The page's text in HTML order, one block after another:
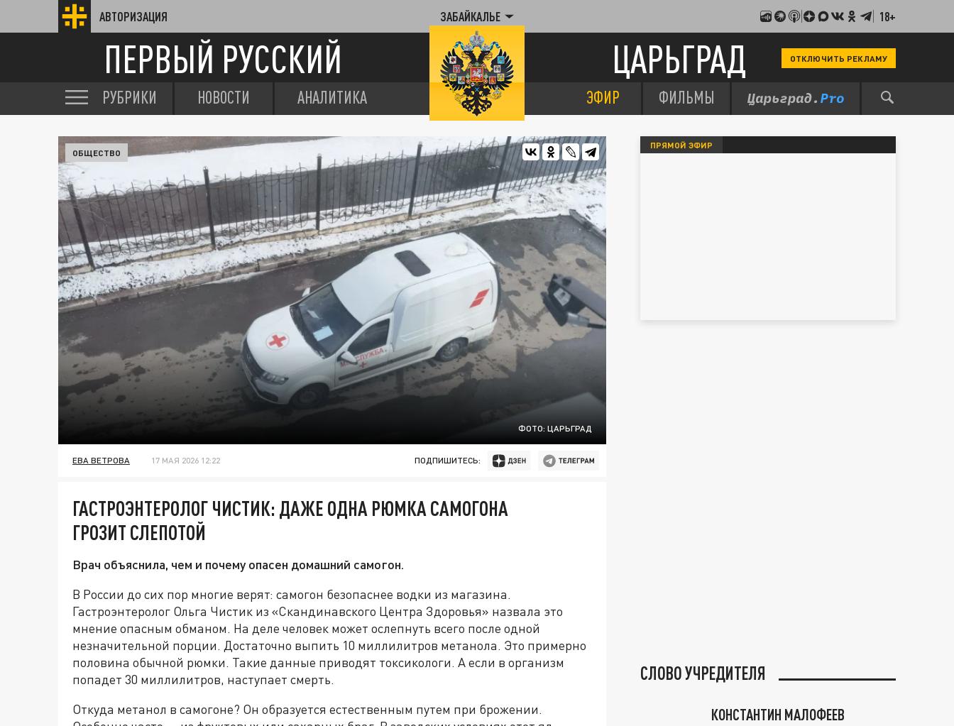
АВТОРИЗАЦИЯ ЗАБАЙКАЛЬЕ 18+
ПЕРВЫЙ РУССКИЙ ЦАРЬГРАД ОТКЛЮЧИТЬ РЕКЛАМУ
РУБРИКИ НОВОСТИ АНАЛИТИКА ЭФИР ФИЛЬМЫ
ФОТО: ЦАРЬГРАД
ОБЩЕСТВО
ЕВА ВЕТРОВА 17 МАЯ 2026 12:22 ПОДПИШИТЕСЬ:
ГАСТРОЭНТЕРОЛОГ ЧИСТИК: ДАЖЕ ОДНА РЮМКА САМОГОНА
ГРОЗИТ СЛЕПОТОЙ
Врач объяснила, чем и почему опасен домашний самогон.
В России до сих пор многие верят: самогон безопаснее водки из магазина.
Гастроэнтеролог Ольга Чистик из «Скандинавского Центра Здоровья» назвала это
мнение опасным обманом. На деле человек может ослепнуть всего после одной
незначительной порции. Достаточно выпить 10 миллилитров метанола. Это примерно
половина обычной рюмки. Такие данные приводят токсикологи. А если в организм
попадет 30 миллилитров, наступает смерть.
Откуда метанол в самогоне? Он образуется естественным путем при брожении.
ПРЯМОЙ ЭФИР
СЛОВО УЧРЕДИТЕЛЯ
КОНСТАНТИН МАЛОФЕЕВ